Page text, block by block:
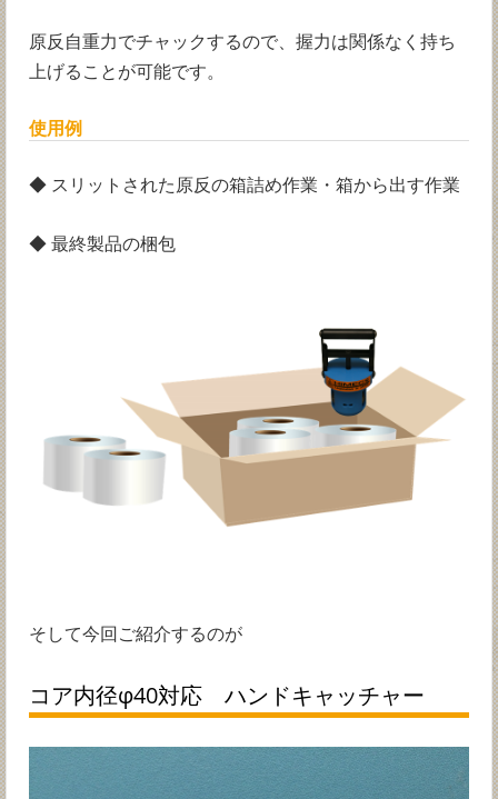
原反自重力でチャックするので、握力は関係なく持ち
上げることが可能です。
使用例
◆ スリットされた原反の箱詰め作業・箱から出す作業
◆ 最終製品の梱包
そして今回ご紹介するのが
コア内径φ40対応 ハンドキャッチャー